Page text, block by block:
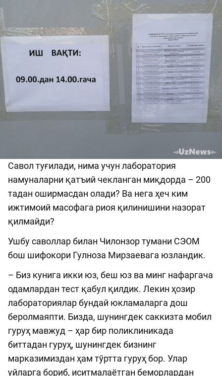
Савол туғилади, нима учун лаборатория
намуналарни қатъий чекланган миқдорда – 200
тадан оширмасдан олади? Ва нега ҳеч ким
ижтимоий масофага риоя қилинишини назорат
қилмайди?
Ушбу саволлар билан Чилонзор тумани СЭОМ
бош шифокори Гулноза Мирзаевага юзландик.
– Биз кунига икки юз, беш юз ва минг нафаргача
одамлардан тест қабул қилдик. Лекин ҳозир
лабораториялар бундай юкламаларга дош
беролмаяпти. Бизда, шунингдек саккизта мобил
гуруҳ мавжуд – ҳар бир поликлиникада
биттадан гуруҳ, шунингдек бизнинг
марказимиздан ҳам тўртта гуруҳ бор. Улар
уйларга бориб, иситмалаётган беморлардан